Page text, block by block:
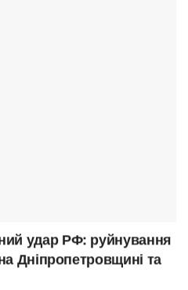
удар РФ: руйнування
Дніпропетровщині та